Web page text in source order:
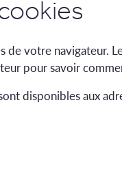
votre navigateur.
pour savoir
disponibles aux